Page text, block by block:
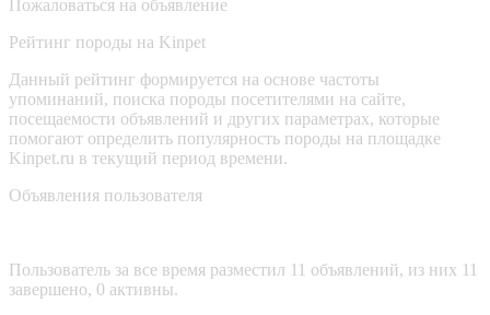
Пожаловаться на объявление
Рейтинг породы на Kinpet
Данный рейтинг формируется на основе частоты
упоминаний, поиска породы посетителями на сайте,
посещаемости объявлений и других параметрах, которые
помогают определить популярность породы на площадке
Kinpet.ru в текущий период времени.
Объявления пользователя
Пользователь за все время разместил 11 объявлений, из них 11
завершено, 0 активны.